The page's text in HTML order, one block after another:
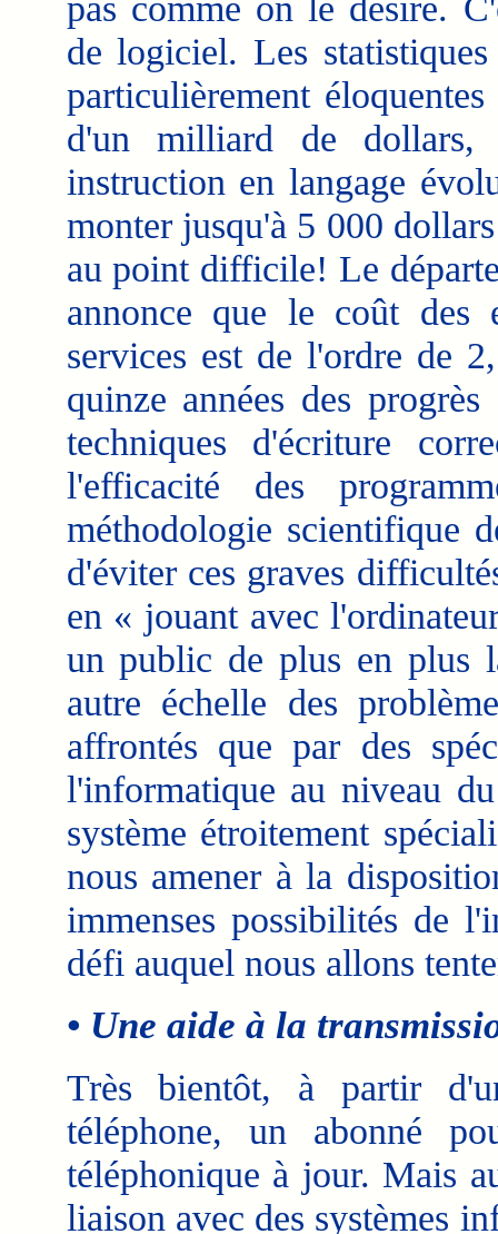
de logiciel. Les
particulièrement
d'un milliard de dollars,
instruction en langage
monter jusqu'à 5 000
au point difficile! Le
annonce que le coût des
services est de l'ordre de
quinze années des
techniques d'écriture
l'efficacité des
méthodologie scientifique
d'éviter ces graves
en « jouant avec
un public de plus en plus
autre échelle des
affrontés que par des
l'informatique au niveau
système étroitement
nous amener à la
immenses possibilités de
défi auquel nous allons
• Une aide à la
Très bientôt, à partir
téléphone, un abonné
téléphonique à jour. Mais
liaison avec des systèmes